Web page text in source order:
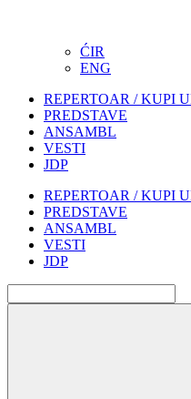
ĆIR
ENG
REPERTOAR / KUPI
PREDSTAVE
ANSAMBL
VESTI
JDP
REPERTOAR / KUPI
PREDSTAVE
ANSAMBL
VESTI
JDP